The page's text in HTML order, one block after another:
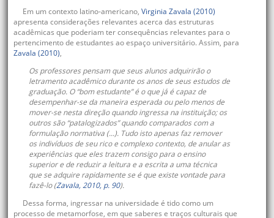
Em um contexto latino-americano, Virginia Zavala (2010)
apresenta considerações relevantes acerca das estruturas
acadêmicas que poderiam ter consequências relevantes para o
pertencimento de estudantes ao espaço universitário. Assim, para
Zavala (2010),
Os professores pensam que seus alunos adquirirão o
letramento acadêmico durante os anos de seus estudos de
graduação. O “bom estudante” é o que já é capaz de
desempenhar-se da maneira esperada ou pelo menos de
mover-se nesta direção quando ingressa na instituição; os
outros são “patalogizados” quando comparados com a
formulação normativa (...). Tudo isto apenas faz remover
os indivíduos de seu rico e complexo contexto, de anular as
experiências que eles trazem consigo para o ensino
superior e de reduzir a leitura e a escrita a uma técnica
que se adquire rapidamente se é que existe vontade para
fazê-lo (Zavala, 2010, p. 90).
Dessa forma, ingressar na universidade é tido como um
processo de metamorfose, em que saberes e traços culturais que